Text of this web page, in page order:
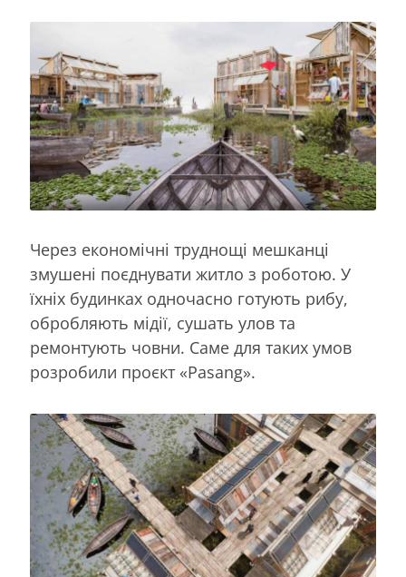
Через економічні труднощі мешканці
змушені поєднувати житло з роботою. У
їхніх будинках одночасно готують рибу,
обробляють мідії, сушать улов та
ремонтують човни. Саме для таких умов
розробили проєкт «Pasang».